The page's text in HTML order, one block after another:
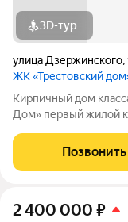
3D-тур
улица Дзержинского,
ЖК «Трестовский
Кирпичный дом
Дом» первый жилой комплекс комфорт класса в городе..
Кирпично-
теплым натуральным
Позвонить
2 400 000 ₽